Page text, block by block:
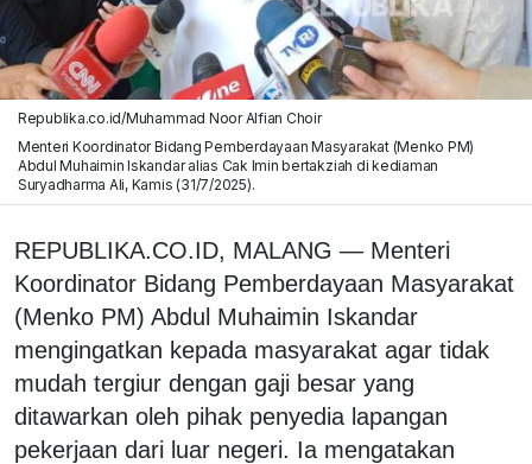
Republika.co.id/Muhammad Noor Alfian Choir
Menteri Koordinator Bidang Pemberdayaan Masyarakat (Menko PM)
Abdul Muhaimin Iskandar alias Cak Imin bertakziah di kediaman
Suryadharma Ali, Kamis (31/7/2025).
REPUBLIKA.CO.ID, MALANG — Menteri
Koordinator Bidang Pemberdayaan Masyarakat
(Menko PM) Abdul Muhaimin Iskandar
mengingatkan kepada masyarakat agar tidak
mudah tergiur dengan gaji besar yang
ditawarkan oleh pihak penyedia lapangan
pekerjaan dari luar negeri. Ia mengatakan